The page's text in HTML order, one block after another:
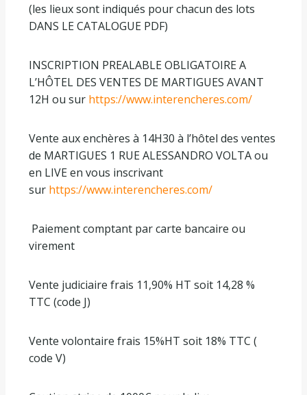
(les lieux sont indiqués pour chacun des lots
DANS LE CATALOGUE PDF)
INSCRIPTION PREALABLE OBLIGATOIRE A
L’HÔTEL DES VENTES DE MARTIGUES AVANT
12H ou sur https://www.interencheres.com/
Vente aux enchères à 14H30 à l’hôtel des ventes
de MARTIGUES 1 RUE ALESSANDRO VOLTA ou
en LIVE en vous inscrivant
sur https://www.interencheres.com/
Paiement comptant par carte bancaire ou
virement
Vente judiciaire frais 11,90% HT soit 14,28 %
TTC (code J)
Vente volontaire frais 15%HT soit 18% TTC (
code V)